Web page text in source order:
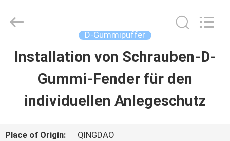
HAUS
PRODUKTE
VR
Rubber
Products
Rights
D-Gummipuffer
Installation von Schrauben-D-
Gummi-Fender für den
individuellen Anlegeschutz
Place of Origin: QINGDAO